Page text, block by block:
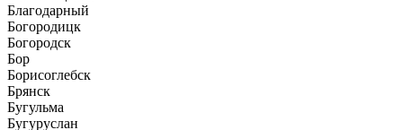
Благодарный
Богородицк
Богородск
Бор
Борисоглебск
Брянск
Бугульма
Бугуруслан